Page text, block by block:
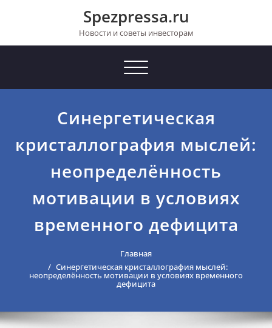
Spezpressa.ru
Новости и советы инвесторам
Toggle
Синергетическая
кристаллография мыслей:
неопределённость
мотивации в условиях
временного дефицита
Главная
Синергетическая кристаллография мыслей:
неопределённость мотивации в условиях временного
дефицита